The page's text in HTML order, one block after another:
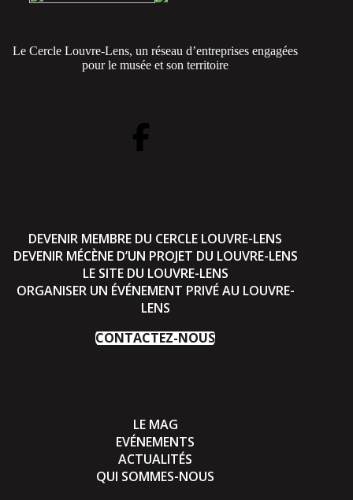
Le Cercle Louvre-Lens, un réseau d’entreprises engagées
pour le musée et son territoire
DEVENIR MEMBRE DU CERCLE LOUVRE-LENS
DEVENIR MÉCÈNE D’UN PROJET DU LOUVRE-LENS
LE SITE DU LOUVRE-LENS
ORGANISER UN ÉVÉNEMENT PRIVÉ AU LOUVRE-
LENS
CONTACTEZ-NOUS
LE MAG
EVÉNEMENTS
ACTUALITÉS
QUI SOMMES-NOUS